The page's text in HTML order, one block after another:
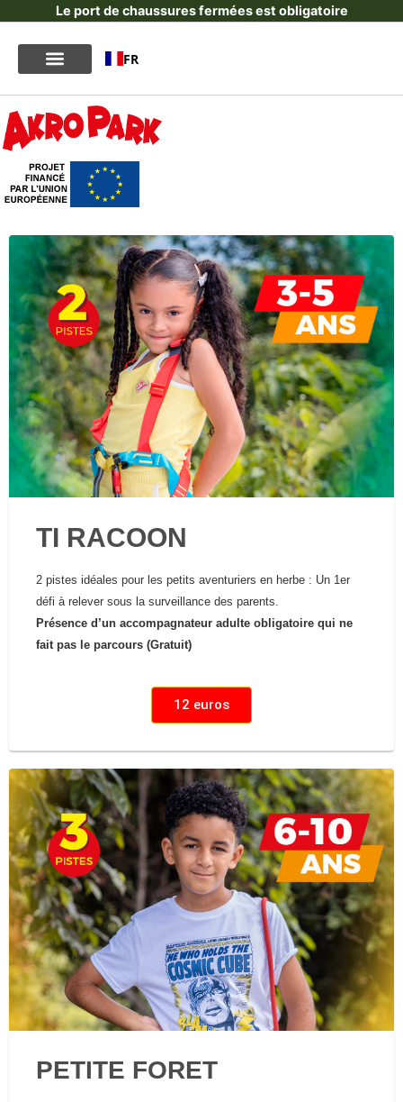
Le port de chaussures fermées est obligatoire
FR
TI RACOON
2 pistes idéales pour les petits aventuriers en herbe : Un 1er
défi à relever sous la surveillance des parents.
Présence d’un accompagnateur adulte obligatoire qui ne
fait pas le parcours (Gratuit)
12 euros
PETITE FORET